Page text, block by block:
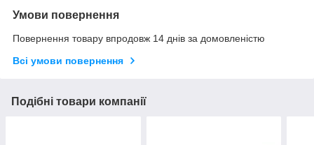
Умови повернення
Повернення товару впродовж 14 днів за домовленістю
Всі умови повернення
Подібні товари компанії